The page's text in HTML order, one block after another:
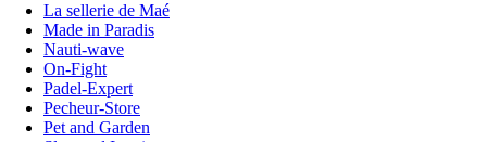
La sellerie de Maé
Made in Paradis
Nauti-wave
On-Fight
Padel-Expert
Pecheur-Store
Pet and Garden